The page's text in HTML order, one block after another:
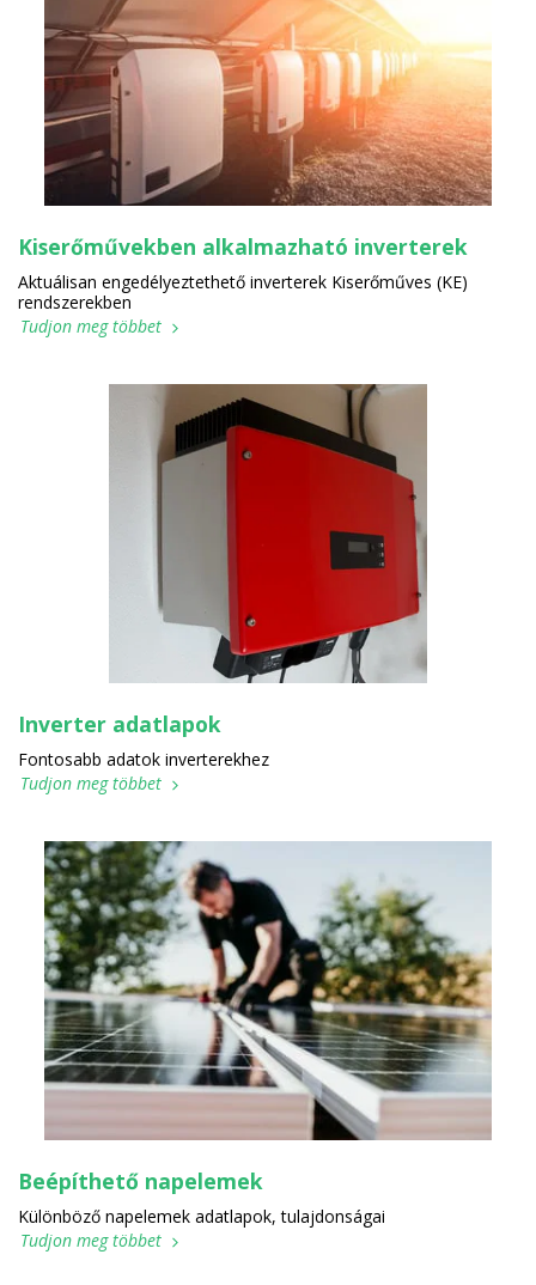
Kiserőművekben alkalmazható inverterek
Aktuálisan engedélyeztethető inverterek Kiserőműves (KE)
rendszerekben
Tudjon meg többet
Inverter adatlapok
Fontosabb adatok inverterekhez
Tudjon meg többet
Beépíthető napelemek
Különböző napelemek adatlapok, tulajdonságai
Tudjon meg többet